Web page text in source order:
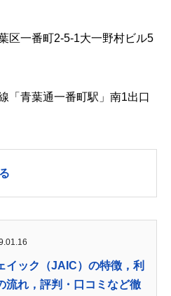
区一番町2-5-1大一野村ビル5
「青葉通一番町駅」南1出口
イック（JAIC）の特徴，利
流れ，評判・口コミなど徹